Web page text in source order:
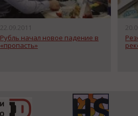
22.09.2011
Рубль начал новое падение в
«пропасть»